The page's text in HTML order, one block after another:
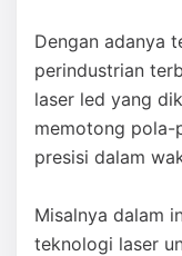
Dengan adanya
perindustrian
laser led yang
memotong pola-
presisi dalam
Misalnya dalam
teknologi laser